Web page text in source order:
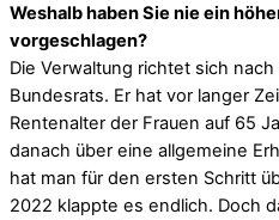
Weshalb haben Sie nie ein
vorgeschlagen?
Die Verwaltung richtet sich
Bundesrats. Er hat vor langer
Rentenalter der Frauen auf 65
danach über eine allgemeine
hat man für den ersten Schritt
2022 klappte es endlich. Doch